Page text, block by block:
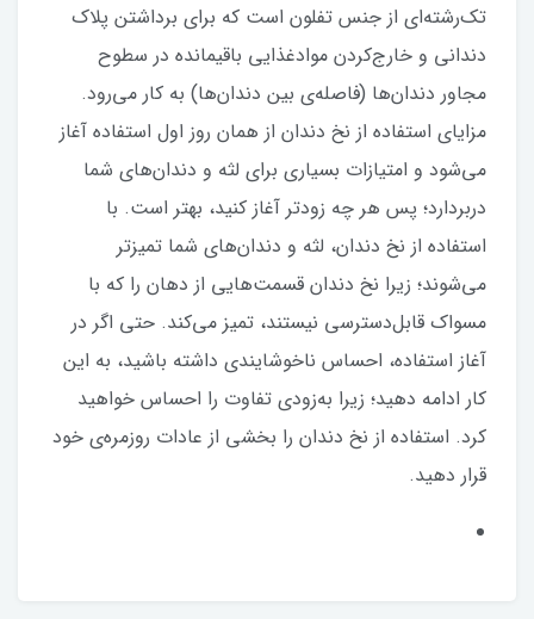
تک‌‌رشته‌ای از جنس تفلون است که برای برداشتن پلاک
دندانی و خارج‌کردن موادغذایی باقیمانده در سطوح
مجاور دندان‌ها (فاصله‌ی بین دندان‌ها) به کار می‌رود.
مزایای استفاده از نخ دندان از همان روز اول استفاده آغاز
می‌شود و امتیازات بسیاری برای لثه و دندان‌های شما
دربردارد؛ پس هر چه زودتر آغاز کنید، بهتر است. با
استفاده از نخ دندان، لثه و دندان‌های شما تمیزتر
می‌شوند؛ زیرا نخ دندان قسمت‌هایی از دهان را که با
مسواک قابل‌دسترسی نیستند، تمیز می‌کند. حتی اگر در
آغاز استفاده، احساس ناخوشایندی داشته باشید، به این
کار ادامه دهید؛ زیرا به‌زودی تفاوت را احساس خواهید
کرد. استفاده از نخ دندان را بخشی از عادات روزمره‌ی خود
قرار دهید.